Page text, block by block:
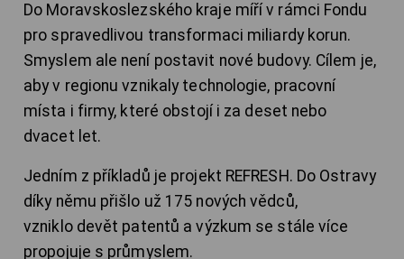
Do Moravskoslezského kraje míří v rámci Fondu
pro spravedlivou transformaci miliardy korun.
Smyslem ale není postavit nové budovy. Cílem je,
aby v regionu vznikaly technologie, pracovní
místa i firmy, které obstojí i za deset nebo
dvacet let.
Jedním z příkladů je projekt REFRESH. Do Ostravy
díky němu přišlo už 175 nových vědců,
vzniklo devět patentů a výzkum se stále více
propojuje s průmyslem.